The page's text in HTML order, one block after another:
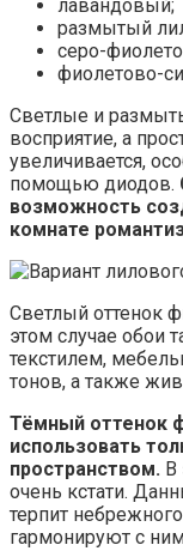
лавандовый;
размытый
серо-
фиолетово-
Светлые и
восприятие, а
увеличивается,
помощью диодов.
возможность
комнате
Светлый оттенок
этом случае обои
текстилем,
тонов, а также
Тёмный оттенок
использовать
пространством. В
очень кстати.
терпит
гармонируют с